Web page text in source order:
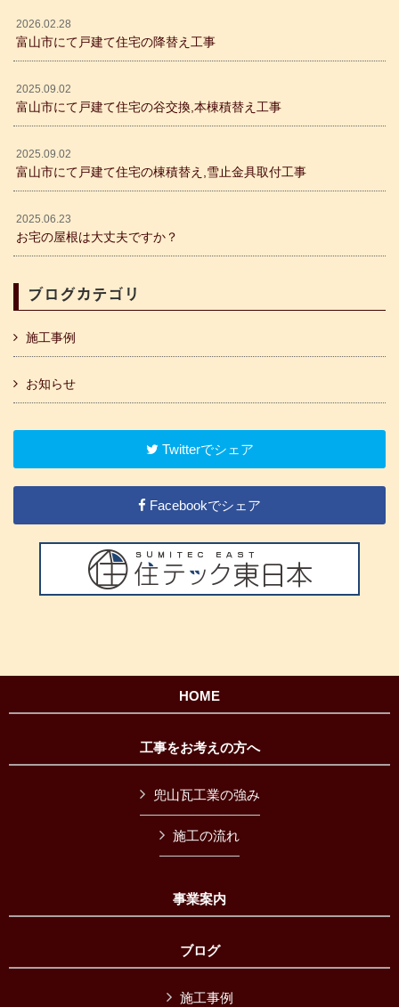
2026.02.28
富山市にて戸建て住宅の降替え工事
2025.09.02
富山市にて戸建て住宅の谷交換,本棟積替え工事
2025.09.02
富山市にて戸建て住宅の棟積替え,雪止金具取付工事
2025.06.23
お宅の屋根は大丈夫ですか？
ブログカテゴリ
施工事例
お知らせ
Twitterでシェア
Facebookでシェア
HOME
工事をお考えの方へ
兜山瓦工業の強み
施工の流れ
事業案内
ブログ
施工事例